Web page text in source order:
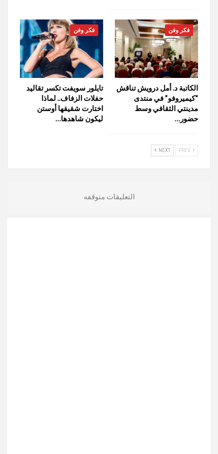
فكر وفن
الكاتبة د. أمل درويش تناقش
“كيميروفو” في منتدى
مدينتي الثقافي وسط
حضور…
فكر وفن
تايلور سويفت تكسر تقاليد
حفلات الزفاف.. لماذا
اختارت شقيقها أوستن
ليكون شاهدها…
NEXT
التعليقات متوقفه